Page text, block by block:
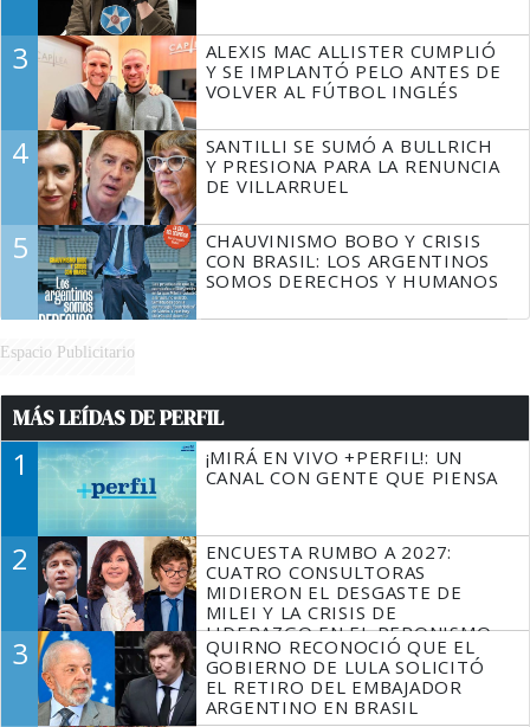
3
ALEXIS MAC ALLISTER CUMPLIÓ
Y SE IMPLANTÓ PELO ANTES DE
VOLVER AL FÚTBOL INGLÉS
4
SANTILLI SE SUMÓ A BULLRICH
Y PRESIONA PARA LA RENUNCIA
DE VILLARRUEL
5
CHAUVINISMO BOBO Y CRISIS
CON BRASIL: LOS ARGENTINOS
SOMOS DERECHOS Y HUMANOS
Espacio Publicitario
MÁS LEÍDAS DE PERFIL
1
¡MIRÁ EN VIVO +PERFIL!: UN
CANAL CON GENTE QUE PIENSA
2
ENCUESTA RUMBO A 2027:
CUATRO CONSULTORAS
MIDIERON EL DESGASTE DE
MILEI Y LA CRISIS DE
LIDERAZGO EN EL PERONISMO
3
QUIRNO RECONOCIÓ QUE EL
GOBIERNO DE LULA SOLICITÓ
EL RETIRO DEL EMBAJADOR
ARGENTINO EN BRASIL